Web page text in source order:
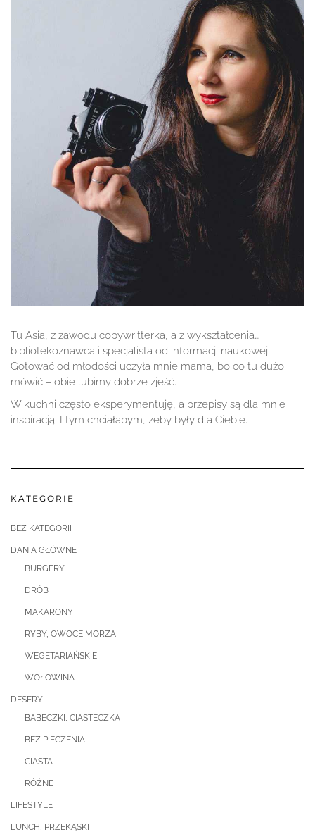
Tu Asia, z zawodu copywritterka, a z wykształcenia…
bibliotekoznawca i specjalista od informacji naukowej.
Gotować od młodości uczyła mnie mama, bo co tu dużo
mówić – obie lubimy dobrze zjeść.
W kuchni często eksperymentuję, a przepisy są dla mnie
inspiracją. I tym chciałabym, żeby były dla Ciebie.
KATEGORIE
BEZ KATEGORII
DANIA GŁÓWNE
BURGERY
DRÓB
MAKARONY
RYBY, OWOCE MORZA
WEGETARIAŃSKIE
WOŁOWINA
DESERY
BABECZKI, CIASTECZKA
BEZ PIECZENIA
CIASTA
RÓŻNE
LIFESTYLE
LUNCH, PRZEKĄSKI